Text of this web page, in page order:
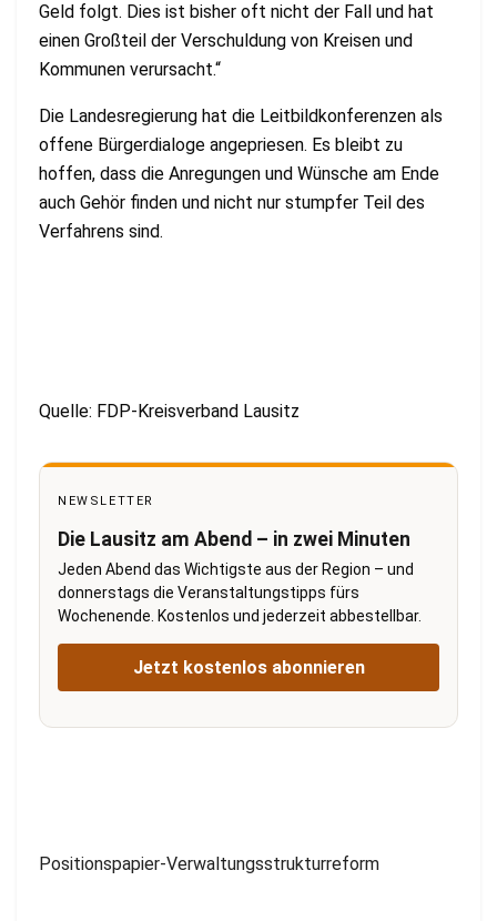
Geld folgt. Dies ist bisher oft nicht der Fall und hat
einen Großteil der Verschuldung von Kreisen und
Kommunen verursacht.“
Die Landesregierung hat die Leitbildkonferenzen als
offene Bürgerdialoge angepriesen. Es bleibt zu
hoffen, dass die Anregungen und Wünsche am Ende
auch Gehör finden und nicht nur stumpfer Teil des
Verfahrens sind.
Quelle: FDP-Kreisverband Lausitz
NEWSLETTER
Die Lausitz am Abend – in zwei Minuten
Jeden Abend das Wichtigste aus der Region – und
donnerstags die Veranstaltungstipps fürs
Wochenende. Kostenlos und jederzeit abbestellbar.
Jetzt kostenlos abonnieren
Positionspapier-Verwaltungsstrukturreform